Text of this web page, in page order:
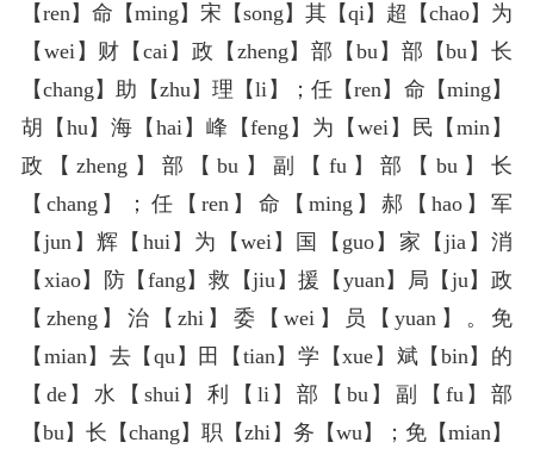
【ren】命【ming】宋【song】其【qi】超【chao】为
【wei】财【cai】政【zheng】部【bu】部【bu】长
【chang】助【zhu】理【li】；任【ren】命【ming】
胡【hu】海【hai】峰【feng】为【wei】民【min】
政【zheng】部【bu】副【fu】部【bu】长
【chang】；任【ren】命【ming】郝【hao】军
【jun】辉【hui】为【wei】国【guo】家【jia】消
【xiao】防【fang】救【jiu】援【yuan】局【ju】政
【zheng】治【zhi】委【wei】员【yuan】。免
【mian】去【qu】田【tian】学【xue】斌【bin】的
【de】水【shui】利【li】部【bu】副【fu】部
【bu】长【chang】职【zhi】务【wu】；免【mian】